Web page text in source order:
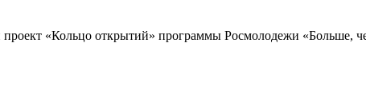
«Кольцо открытий» программы Росмолодежи «Больше,